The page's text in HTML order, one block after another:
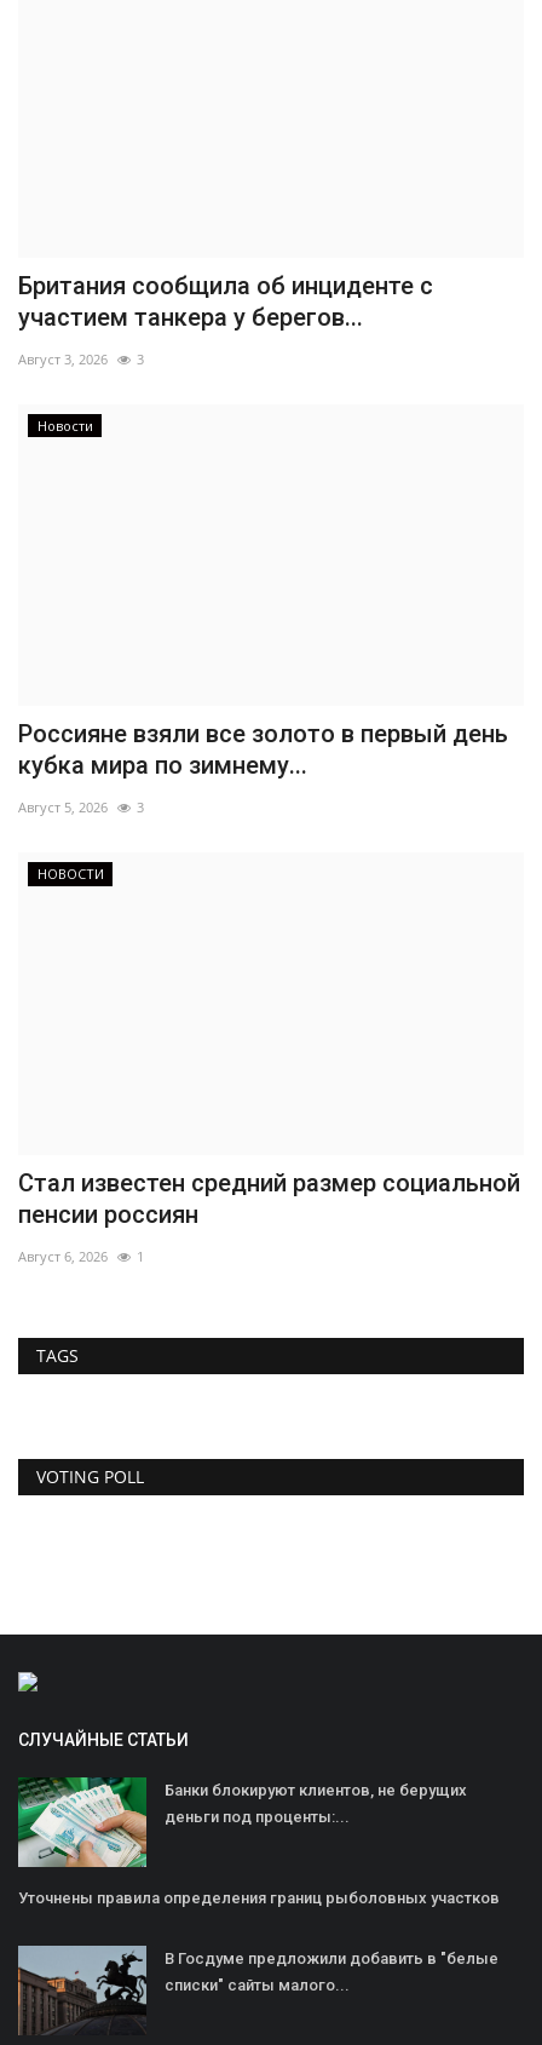
Британия сообщила об инциденте с
участием танкера у берегов...
Август 3, 2026 3
Новости
Россияне взяли все золото в первый день
кубка мира по зимнему...
Август 5, 2026 3
НОВОСТИ
Стал известен средний размер социальной
пенсии россиян
Август 6, 2026 1
TAGS
VOTING POLL
СЛУЧАЙНЫЕ СТАТЬИ
Банки блокируют клиентов, не берущих
деньги под проценты:...
Уточнены правила определения границ рыболовных участков
В Госдуме предложили добавить в "белые
списки" сайты малого...